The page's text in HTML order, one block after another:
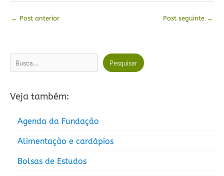
← Post anterior Post seguinte →
Pesquisar Pesquisar
Veja também:
Agenda da Fundação
Alimentação e cardápios
Bolsas de Estudos